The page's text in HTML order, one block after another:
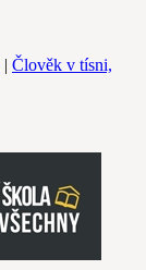
| Člověk v tísni,